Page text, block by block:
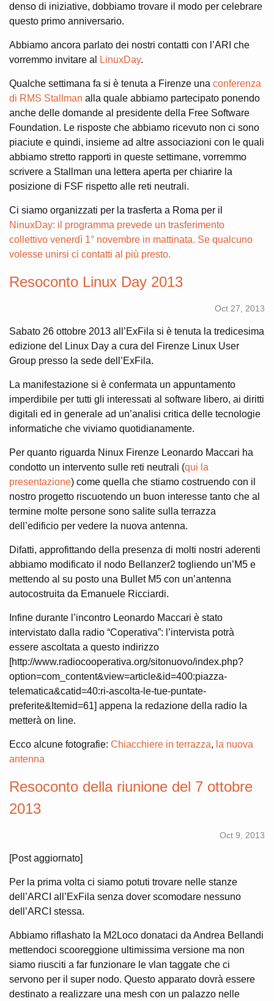
denso di iniziative, dobbiamo trovare il modo per celebrare
questo primo anniversario.
Abbiamo ancora parlato dei nostri contatti con l’ARI che
vorremmo invitare al
LinuxDay.
Qualche settimana fa si è tenuta a Firenze una conferenza
di RMS Stallman alla quale abbiamo partecipato ponendo
anche delle domande al presidente della Free Software
Foundation. Le risposte che abbiamo ricevuto non ci sono
piaciute e quindi, insieme ad altre associazioni con le quali
abbiamo stretto rapporti in queste settimane, vorremmo
scrivere a Stallman una lettera aperta per chiarire la
posizione di FSF rispetto alle reti neutrali.
Ci siamo organizzati per la trasferta a Roma per il
NinuxDay: il programma prevede un trasferimento
collettivo venerdì 1° novembre in mattinata. Se qualcuno
volesse unirsi ci contatti al più presto.
Resoconto Linux Day 2013
Oct 27, 2013
Sabato 26 ottobre 2013 all’ExFila si è tenuta la tredicesima
edizione del Linux Day a cura del Firenze Linux User
Group presso la sede dell’ExFila.
La manifestazione si è confermata un appuntamento
imperdibile per tutti gli interessati al software libero, ai diritti
digitali ed in generale ad un’analisi critica delle tecnologie
informatiche che viviamo quotidianamente.
Per quanto riguarda Ninux Firenze Leonardo Maccari ha
condotto un intervento sulle reti neutrali (qui la
presentazione) come quella che stiamo costruendo con il
nostro progetto riscuotendo un buon interesse tanto che al
termine molte persone sono salite sulla terrazza
dell’edificio per vedere la nuova antenna.
Difatti, approfittando della presenza di molti nostri aderenti
abbiamo modificato il nodo Bellanzer2 togliendo un’M5 e
mettendo al su posto una Bullet M5 con un’antenna
autocostruita da Emanuele Ricciardi.
Infine durante l’incontro Leonardo Maccari è stato
intervistato dalla radio “Coperativa”: l’intervista potrà
essere ascoltata a questo indirizzo
[http://www.radiocooperativa.org/sitonuovo/index.php?
option=com_content&view=article&id=400:piazza-
telematica&catid=40:ri-ascolta-le-tue-puntate-
preferite&Itemid=61] appena la redazione della radio la
metterà on line.
Ecco alcune fotografie: Chiacchiere in terrazza, la nuova
antenna
Resoconto della riunione del 7 ottobre
2013
Oct 9, 2013
[Post aggiornato]
Per la prima volta ci siamo potuti trovare nelle stanze
dell’ARCI all’ExFila senza dover scomodare nessuno
dell’ARCI stessa.
Abbiamo riflashato la M2Loco donataci da Andrea Bellandi
mettendoci scooreggione ultimissima versione ma non
siamo riusciti a far funzionare le vlan taggate che ci
servono per il super nodo. Questo apparato dovrà essere
destinato a realizzare una mesh con un palazzo nelle